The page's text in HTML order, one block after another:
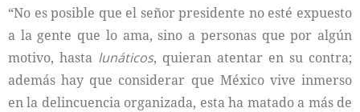
“No es posible que el señor presidente no esté expuesto
a la gente que lo ama, sino a personas que por algún
motivo, hasta lunáticos, quieran atentar en su contra;
además hay que considerar que México vive inmerso
en la delincuencia organizada, esta ha matado a más de